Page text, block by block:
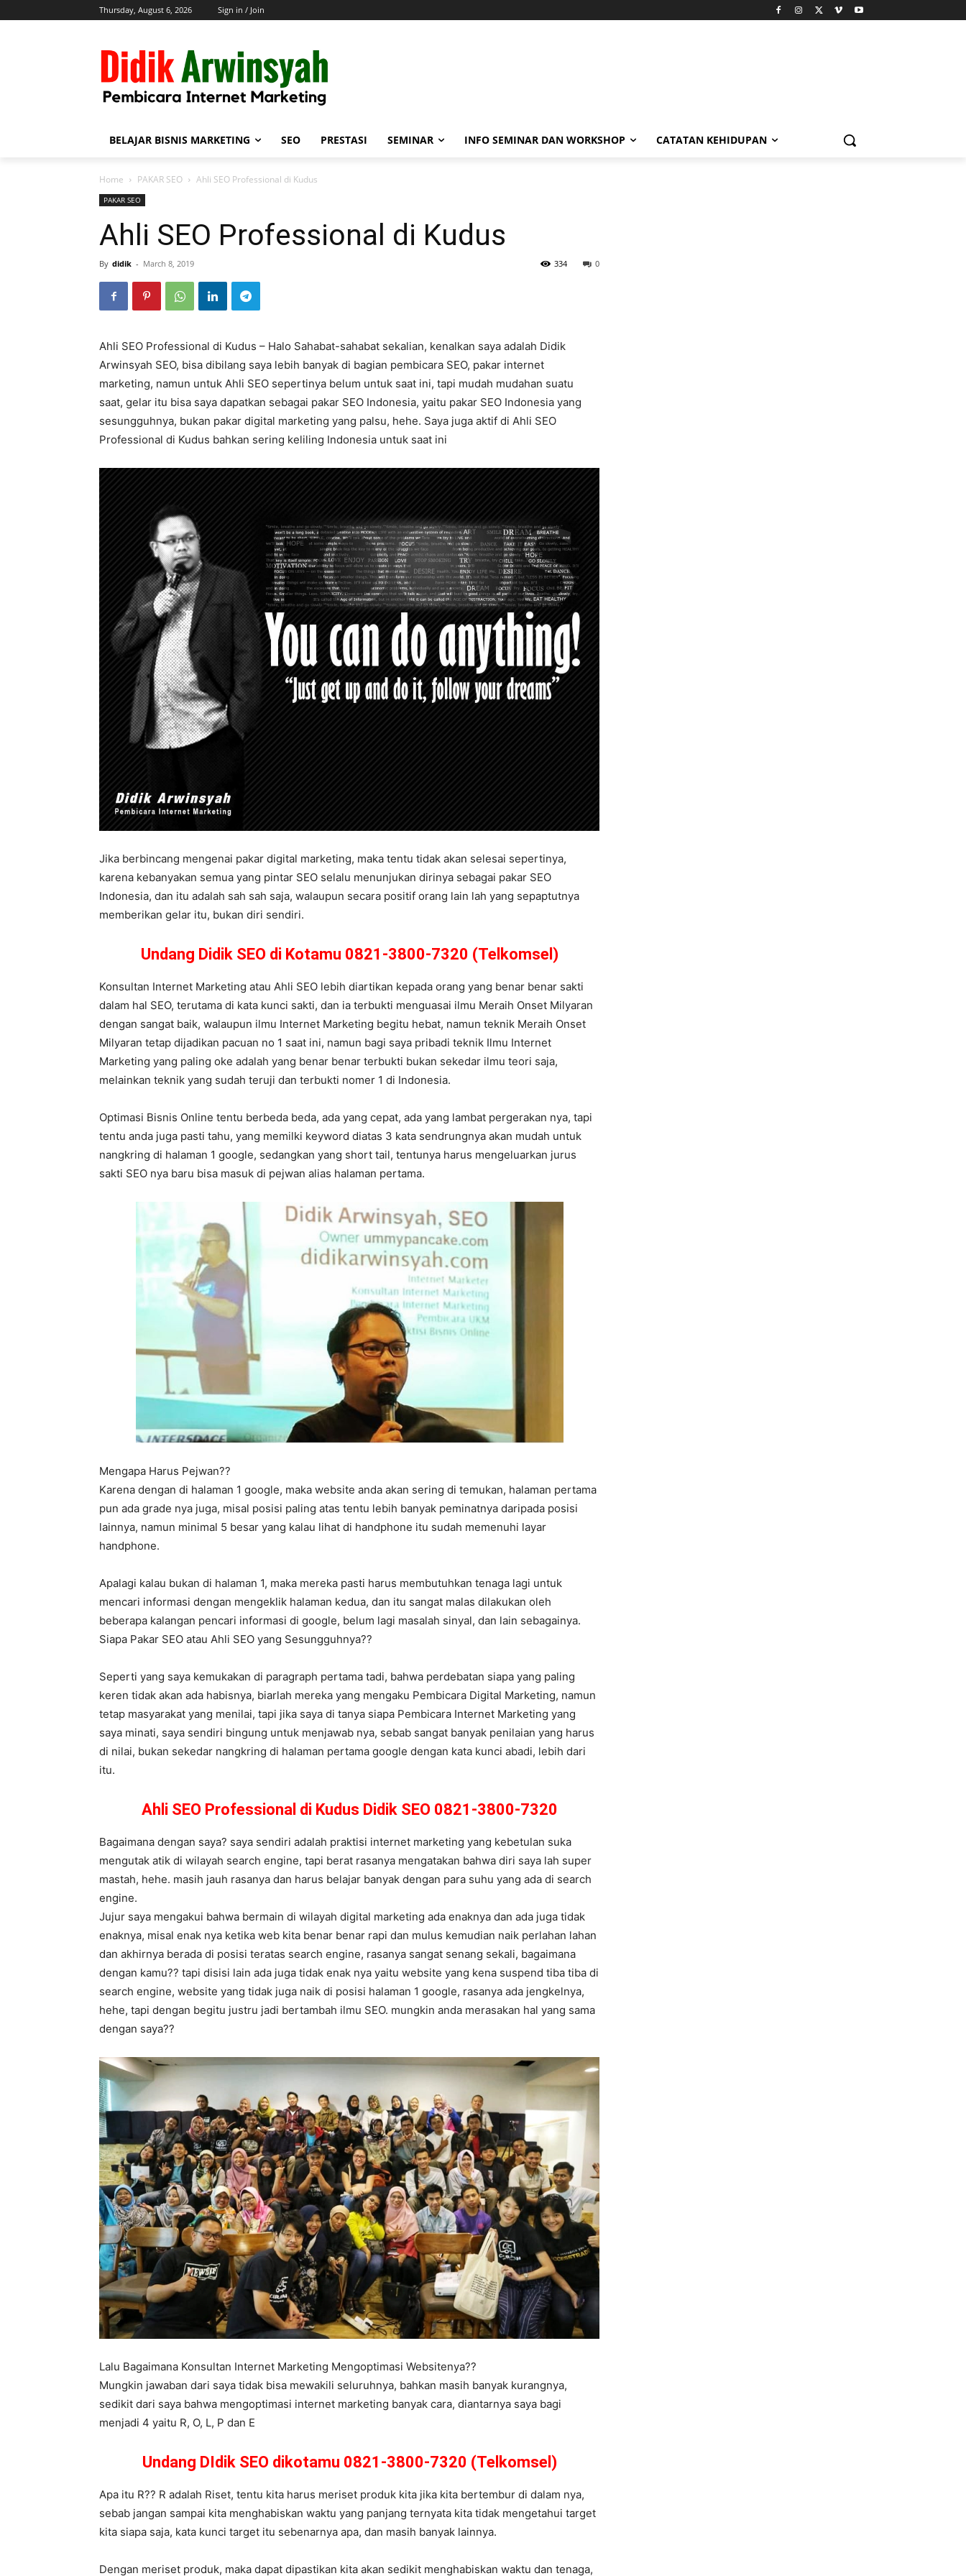
Thursday, August 6, 2026 Sign in / Join
BELAJAR BISNIS MARKETING SEO PRESTASI SEMINAR INFO SEMINAR DAN WORKSHOP CATATAN KEHIDUPAN
Home PAKAR SEO Ahli SEO Professional di Kudus
PAKAR SEO
Ahli SEO Professional di Kudus
By didik - March 8, 2019 0
334
Ahli SEO Professional di Kudus – Halo Sahabat-sahabat sekalian, kenalkan saya adalah Didik
Arwinsyah SEO, bisa dibilang saya lebih banyak di bagian pembicara SEO, pakar internet
marketing, namun untuk Ahli SEO sepertinya belum untuk saat ini, tapi mudah mudahan suatu
saat, gelar itu bisa saya dapatkan sebagai pakar SEO Indonesia, yaitu pakar SEO Indonesia yang
sesungguhnya, bukan pakar digital marketing yang palsu, hehe. Saya juga aktif di Ahli SEO
Professional di Kudus bahkan sering keliling Indonesia untuk saat ini
Jika berbincang mengenai pakar digital marketing, maka tentu tidak akan selesai sepertinya,
karena kebanyakan semua yang pintar SEO selalu menunjukan dirinya sebagai pakar SEO
Indonesia, dan itu adalah sah sah saja, walaupun secara positif orang lain lah yang sepaptutnya
memberikan gelar itu, bukan diri sendiri.
Undang Didik SEO di Kotamu 0821-3800-7320 (Telkomsel)
Konsultan Internet Marketing atau Ahli SEO lebih diartikan kepada orang yang benar benar sakti
dalam hal SEO, terutama di kata kunci sakti, dan ia terbukti menguasai ilmu Meraih Onset Milyaran
dengan sangat baik, walaupun ilmu Internet Marketing begitu hebat, namun teknik Meraih Onset
Milyaran tetap dijadikan pacuan no 1 saat ini, namun bagi saya pribadi teknik Ilmu Internet
Marketing yang paling oke adalah yang benar benar terbukti bukan sekedar ilmu teori saja,
melainkan teknik yang sudah teruji dan terbukti nomer 1 di Indonesia.
Optimasi Bisnis Online tentu berbeda beda, ada yang cepat, ada yang lambat pergerakan nya, tapi
tentu anda juga pasti tahu, yang memilki keyword diatas 3 kata sendrungnya akan mudah untuk
nangkring di halaman 1 google, sedangkan yang short tail, tentunya harus mengeluarkan jurus
sakti SEO nya baru bisa masuk di pejwan alias halaman pertama.
Mengapa Harus Pejwan??
Karena dengan di halaman 1 google, maka website anda akan sering di temukan, halaman pertama
pun ada grade nya juga, misal posisi paling atas tentu lebih banyak peminatnya daripada posisi
lainnya, namun minimal 5 besar yang kalau lihat di handphone itu sudah memenuhi layar
handphone.
Apalagi kalau bukan di halaman 1, maka mereka pasti harus membutuhkan tenaga lagi untuk
mencari informasi dengan mengeklik halaman kedua, dan itu sangat malas dilakukan oleh
beberapa kalangan pencari informasi di google, belum lagi masalah sinyal, dan lain sebagainya.
Siapa Pakar SEO atau Ahli SEO yang Sesungguhnya??
Seperti yang saya kemukakan di paragraph pertama tadi, bahwa perdebatan siapa yang paling
keren tidak akan ada habisnya, biarlah mereka yang mengaku Pembicara Digital Marketing, namun
tetap masyarakat yang menilai, tapi jika saya di tanya siapa Pembicara Internet Marketing yang
saya minati, saya sendiri bingung untuk menjawab nya, sebab sangat banyak penilaian yang harus
di nilai, bukan sekedar nangkring di halaman pertama google dengan kata kunci abadi, lebih dari
itu.
Ahli SEO Professional di Kudus Didik SEO 0821-3800-7320
Bagaimana dengan saya? saya sendiri adalah praktisi internet marketing yang kebetulan suka
mengutak atik di wilayah search engine, tapi berat rasanya mengatakan bahwa diri saya lah super
mastah, hehe. masih jauh rasanya dan harus belajar banyak dengan para suhu yang ada di search
engine.
Jujur saya mengakui bahwa bermain di wilayah digital marketing ada enaknya dan ada juga tidak
enaknya, misal enak nya ketika web kita benar benar rapi dan mulus kemudian naik perlahan lahan
dan akhirnya berada di posisi teratas search engine, rasanya sangat senang sekali, bagaimana
dengan kamu?? tapi disisi lain ada juga tidak enak nya yaitu website yang kena suspend tiba tiba di
search engine, website yang tidak juga naik di posisi halaman 1 google, rasanya ada jengkelnya,
hehe, tapi dengan begitu justru jadi bertambah ilmu SEO. mungkin anda merasakan hal yang sama
dengan saya??
Lalu Bagaimana Konsultan Internet Marketing Mengoptimasi Websitenya??
Mungkin jawaban dari saya tidak bisa mewakili seluruhnya, bahkan masih banyak kurangnya,
sedikit dari saya bahwa mengoptimasi internet marketing banyak cara, diantarnya saya bagi
menjadi 4 yaitu R, O, L, P dan E
Undang DIdik SEO dikotamu 0821-3800-7320 (Telkomsel)
Apa itu R?? R adalah Riset, tentu kita harus meriset produk kita jika kita bertembur di dalam nya,
sebab jangan sampai kita menghabiskan waktu yang panjang ternyata kita tidak mengetahui target
kita siapa saja, kata kunci target itu sebenarnya apa, dan masih banyak lainnya.
Dengan meriset produk, maka dapat dipastikan kita akan sedikit menghabiskan waktu dan tenaga,